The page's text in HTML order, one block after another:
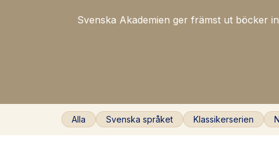
Svenska Akademien ger främst ut böcker
Alla Svenska språket Klassikerserien